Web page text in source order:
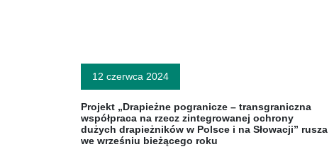
12 czerwca 2024
Projekt „Drapieżne pogranicze – transgraniczna
współpraca na rzecz zintegrowanej ochrony
dużych drapieżników w Polsce i na Słowacji” rusza
we wrześniu bieżącego roku